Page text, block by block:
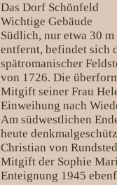
Das Dorf Schönfeld
Wichtige Gebäude
Südlich, nur etwa 30
entfernt, befindet sich
spätromanischer
von 1726. Die
Mitgift seiner Frau
Einweihung nach
Am südwestlichen
heute
Christian von
Mitgift der Sophie
Enteignung 1945